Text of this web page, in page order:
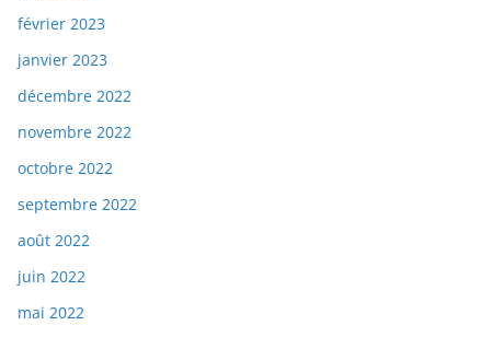
février 2023
janvier 2023
décembre 2022
novembre 2022
octobre 2022
septembre 2022
août 2022
juin 2022
mai 2022